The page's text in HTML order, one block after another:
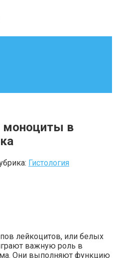
моноциты в
Гистология
лейкоцитов, или белых
важную роль в
Они выполняют функцию